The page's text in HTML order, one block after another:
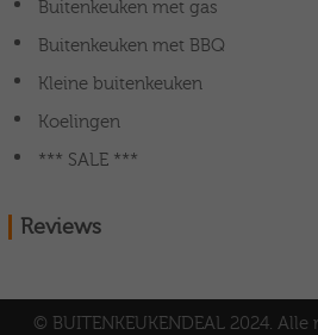
Buitenkeuken met gas
Buitenkeuken met BBQ
Kleine buitenkeuken
Koelingen
*** SALE ***
Reviews
© BUITENKEUKENDEAL 2024.